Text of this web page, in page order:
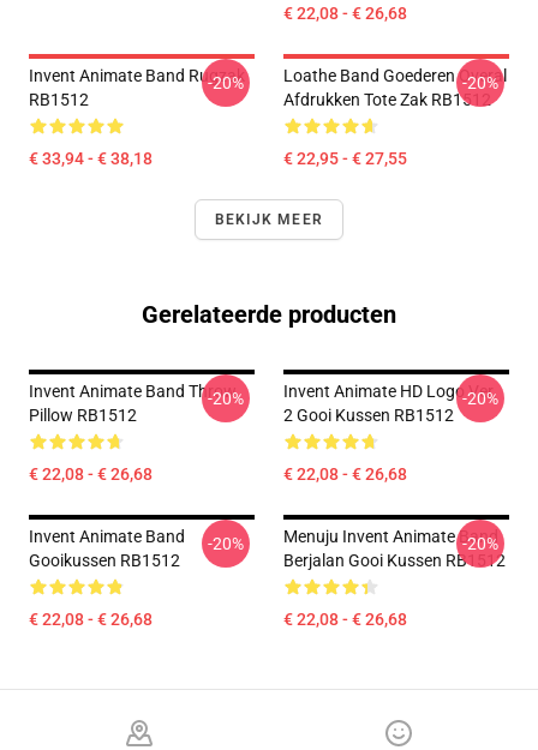
€ 22,08 - € 26,68
Invent Animate Band Rugzak
RB1512
€ 33,94 - € 38,18
-20%
Loathe Band Goederen Overal
Afdrukken Tote Zak RB1512
€ 22,95 - € 27,55
-20%
BEKIJK MEER
Gerelateerde producten
Invent Animate Band Throw
Pillow RB1512
€ 22,08 - € 26,68
-20%
Invent Animate HD Logo Ver.
2 Gooi Kussen RB1512
€ 22,08 - € 26,68
-20%
Invent Animate Band
Gooikussen RB1512
€ 22,08 - € 26,68
-20%
Menuju Invent Animate Band
Berjalan Gooi Kussen RB1512
€ 22,08 - € 26,68
-20%